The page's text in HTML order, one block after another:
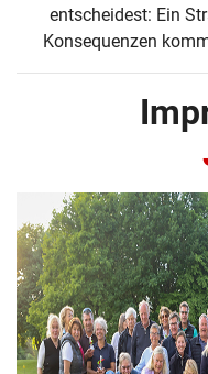
entscheidest: Ein
Konsequenzen